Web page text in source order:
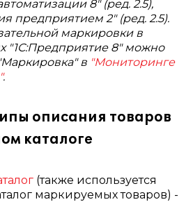
8" (ред. 2.5),
предприятием 2" (ред. 2.5).
маркировки в
"1С:Предприятие 8" можно
в "Мониторинге
.
описания товаров
каталоге
(также используется
маркируемых товаров) -